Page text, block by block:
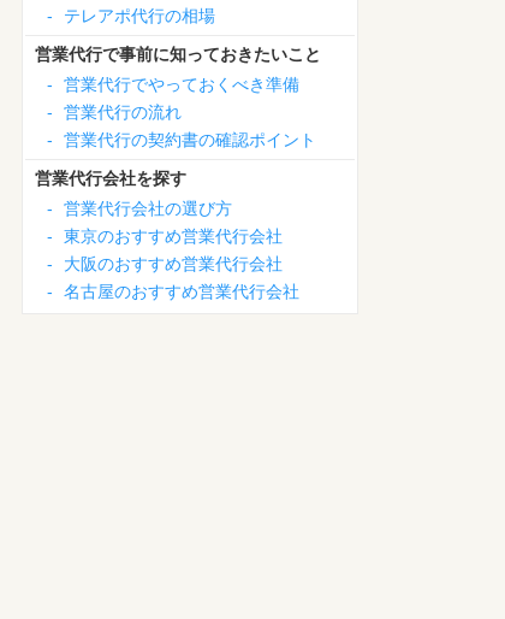
-
テレアポ代行の相場
営業代行で事前に知っておきたいこと
-
営業代行でやっておくべき準備
-
営業代行の流れ
-
営業代行の契約書の確認ポイント
営業代行会社を探す
-
営業代行会社の選び方
-
東京のおすすめ営業代行会社
-
大阪のおすすめ営業代行会社
-
名古屋のおすすめ営業代行会社